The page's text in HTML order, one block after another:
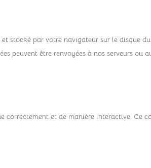
stocké par votre navigateur sur le disque
peuvent être renvoyées à nos serveurs ou
correctement et de manière interactive. Ce